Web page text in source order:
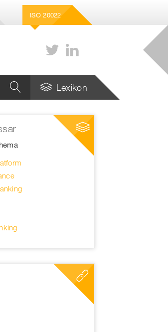
ISO 20022
viele Stablecoins
die Schweiz –
für die Zukunft
europäischen
Lexikon